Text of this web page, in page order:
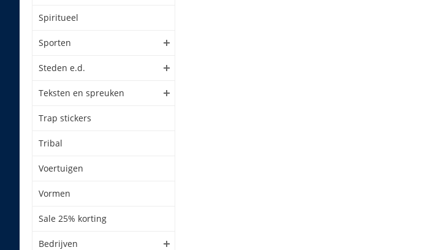
Spiritueel
Sporten
Steden e.d.
Teksten en spreuken
Trap stickers
Tribal
Voertuigen
Vormen
Sale 25% korting
Bedrijven